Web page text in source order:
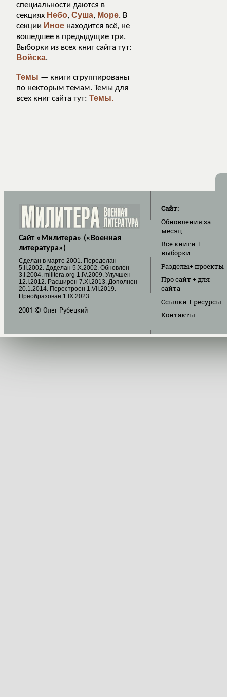
специальности даются в
секциях Небо, Суша, Море. В
секции Иное находится всё, не
вошедшее в предыдущие три.
Выборки из всех книг сайта тут:
Войска.
Темы — книги сгруппированы
по некторым темам. Темы для
всех книг сайта тут: Темы.
Сайт «Милитера» («Военная
литература»)
Cделан в марте 2001. Переделан
5.II.2002. Доделан 5.X.2002. Обновлен
3.I.2004. militera.org 1.IV.2009. Улучшен
12.I.2012. Расширен 7.XI.2013. Дополнен
20.1.2014. Перестроен 1.VII.2019.
Преобразован 1.IX.2023.
2001 © Олег Рубецкий
Сайт:
Обновленияза
месяц
Все книги+
выборки
Разделы+ проекты
Про сайт + для
сайта
Ссылки+ ресурсы
Контакты